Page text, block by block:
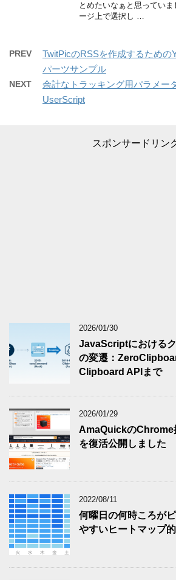
とめたいなぁと思ってい
ージ上で選択し …
PREV
TwitPicのRSSを作成するための
パーツサンプル
NEXT
余計なトラッキング用パラメー
UserScript
スポンサードリン
2026/01/30
JavaScriptにおける
の変遷：
Clipboard APIまで
2026/01/29
AmaQuickのChrome
を復活公開しました
2022/08/11
何曜日の何時ころが
やすいヒートマップ